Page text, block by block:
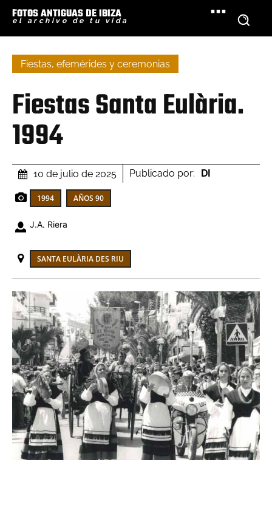
FOTOS ANTIGUAS DE IBIZA
el archivo de tu vida
Fiestas, efemérides y ceremonias
Fiestas Santa Eulària.
1994
10 de julio de 2025 Publicado por: DI
1994 AÑOS 90
J.A. Riera
SANTA EULÀRIA DES RIU